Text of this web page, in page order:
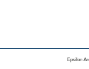
Epsilon